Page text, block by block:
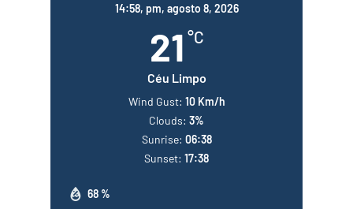
14:58, pm, agosto 8, 2026
21 °C
Céu Limpo
68 %
Wind Gust: 10 Km/h
Clouds: 3%
Sunrise: 06:38
Sunset: 17:38